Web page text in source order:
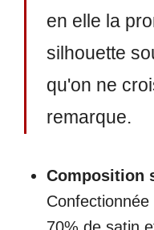
en elle la
silhouette
qu'on ne
remarque.
Composition